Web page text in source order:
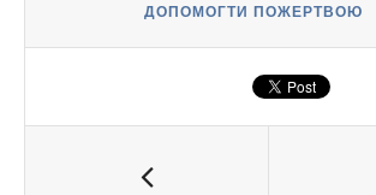
ДОПОМОГТИ ПОЖЕРТВОЮ